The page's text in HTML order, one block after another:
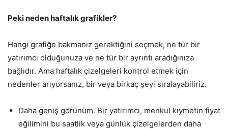
Peki neden haftalık grafikler?
Hangi grafiğe bakmanız gerektiğini seçmek, ne tür bir
yatırımcı olduğunuza ve ne tür bir ayrıntı aradığınıza
bağlıdır. Ama haftalık çizelgeleri kontrol etmek için
nedenler arıyorsanız, bir veya birkaç şeyi sıralayabiliriz.
Daha geniş görünüm. Bir yatırımcı, menkul kıymetin fiyat
eğilimini bu saatlik veya günlük çizelgelerden daha